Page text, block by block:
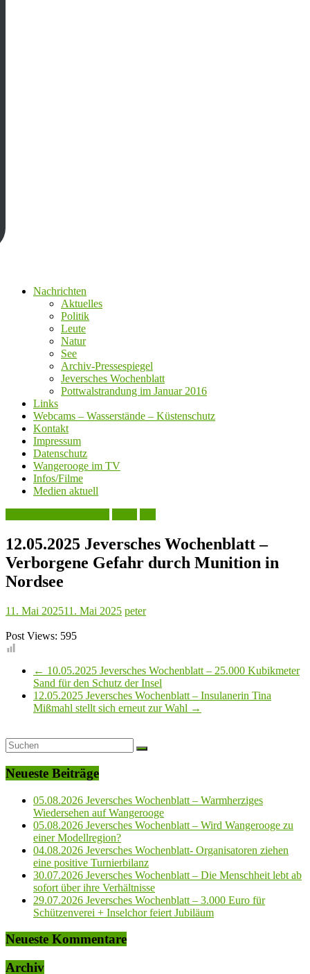
Nachrichten
Aktuelles
Politik
Leute
Natur
See
Archiv-Pressespiegel
Jeversches Wochenblatt
Pottwalstrandung im Januar 2016
Links
Webcams – Wasserstände – Küstenschutz
Kontakt
Impressum
Datenschutz
Wangerooge im TV
Infos/Filme
Medien aktuell
12.05.2025 Jeversches Wochenblatt –
Verborgene Gefahr durch Munition in
Nordsee
11. Mai 202511. Mai 2025 peter
Post Views: 595
← 10.05.2025 Jeversches Wochenblatt – 25.000 Kubikmeter
Sand für den Schutz der Insel
12.05.2025 Jeversches Wochenblatt – Insulanerin Tina
Mißmahl stellt sich erneut zur Wahl →
Neueste Beiträge
05.08.2026 Jeversches Wochenblatt – Warmherziges
Wiedersehen auf Wangerooge
05.08.2026 Jeversches Wochenblatt – Wird Wangerooge zu
einer Modellregion?
04.08.2026 Jeversches Wochenblatt- Organisatoren ziehen
eine positive Turnierbilanz
30.07.2026 Jeversches Wochenblatt – Die Menschheit lebt ab
sofort über ihre Verhältnisse
29.07.2026 Jeversches Wochenblatt – 3.000 Euro für
Schützenverei + Inselchor feiert Jubiläum
Neueste Kommentare
Archiv